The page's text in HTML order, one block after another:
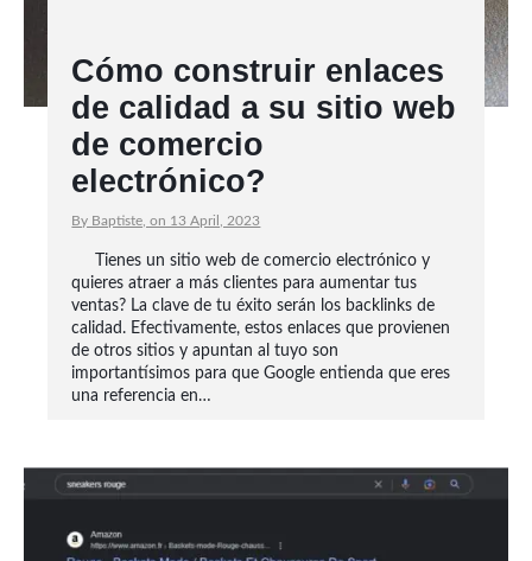
Cómo construir enlaces
de calidad a su sitio web
de comercio
electrónico?
By Baptiste, on 13 April, 2023
Tienes un sitio web de comercio electrónico y
quieres atraer a más clientes para aumentar tus
ventas? La clave de tu éxito serán los backlinks de
calidad. Efectivamente, estos enlaces que provienen
de otros sitios y apuntan al tuyo son
importantísimos para que Google entienda que eres
una referencia en…